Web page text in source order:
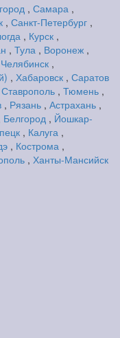
, Самара ,
, Санкт-Петербург ,
, Курск ,
, Тула , Воронеж ,
Челябинск ,
, Хабаровск , Саратов
Ставрополь , Тюмень ,
, Рязань , Астрахань ,
Белгород , Йошкар-
, Калуга ,
, Кострома ,
, Ханты-Мансийск